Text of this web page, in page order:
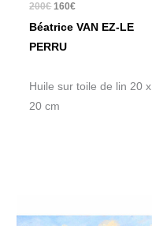
200€ 160€
Béatrice VAN EZ-LE
PERRU
Huile sur toile de lin 20 x
20 cm